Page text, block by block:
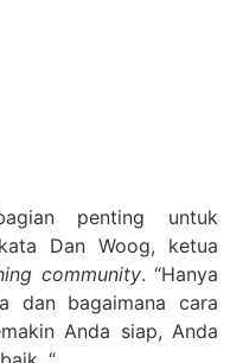
penting untuk
Dan Woog, ketua
community. “Hanya
dan bagaimana cara
Anda siap, Anda